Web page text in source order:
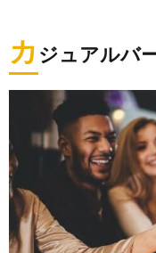
カ ジュアルバ